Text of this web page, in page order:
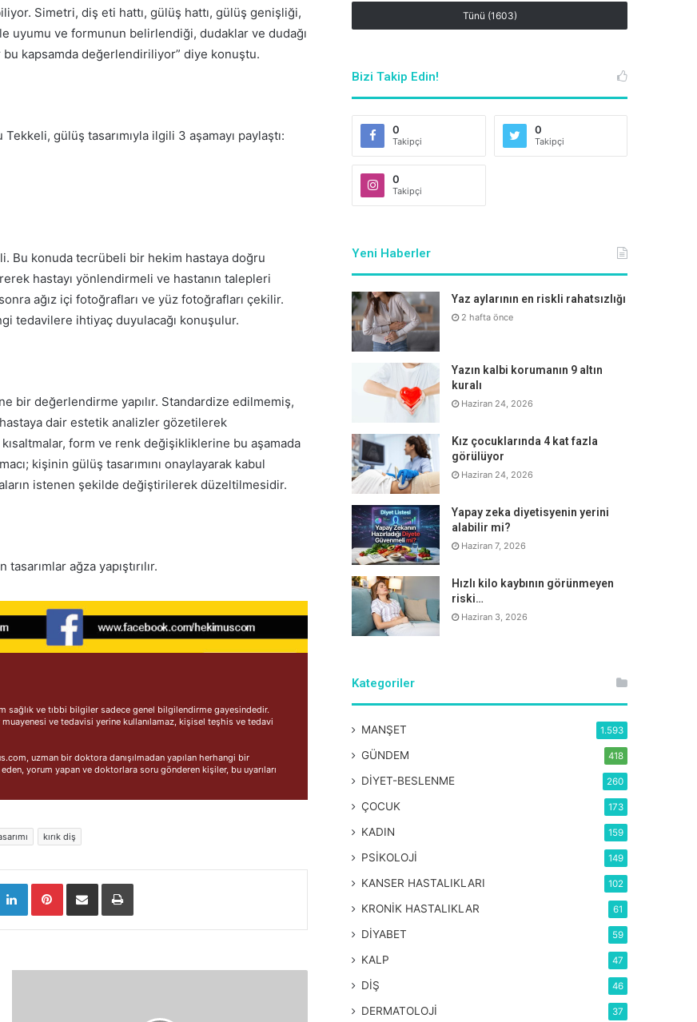
Simetri, diş eti hattı, gülüş hattı, gülüş genişliği,
ve formunun belirlendiği, dudaklar ve dudağı
kapsamda değerlendiriliyor” diye konuştu.
gülüş tasarımıyla ilgili 3 aşamayı paylaştı:
Bu konuda tecrübeli bir hekim hastaya doğru
hastayı yönlendirmeli ve hastanın talepleri
ağız içi fotoğrafları ve yüz fotoğrafları çekilir.
tedavilere ihtiyaç duyulacağı konuşulur.
bir değerlendirme yapılır. Standardize edilmemiş,
dair estetik analizler gözetilerek
form ve renk değişikliklerine bu aşamada
kişinin gülüş tasarımını onaylayarak kabul
istenen şekilde değiştirilerek düzeltilmesidir.
ağza yapıştırılır.
sağlık ve tıbbi bilgiler sadece genel bilgilendirme gayesindedir.
ve tedavisi yerine kullanılamaz, kişisel teşhis ve tedavi
uzman bir doktora danışılmadan yapılan herhangi bir
yorum yapan ve doktorlara soru gönderen kişiler, bu uyarıları
kırık diş
LinkedIn Pinterest E-Posta ile paylaş Yazdır
Tünü (1603)
Bizi Takip Edin!
0
Takipçi
0
Takipçi
0
Takipçi
Yeni Haberler
Yaz aylarının en riskli rahatsızlığı
2 hafta önce
Yazın kalbi korumanın 9 altın
kuralı
Haziran 24, 2026
Kız çocuklarında 4 kat fazla
görülüyor
Haziran 24, 2026
Yapay zeka diyetisyenin yerini
alabilir mi?
Haziran 7, 2026
Hızlı kilo kaybının görünmeyen
riski…
Haziran 3, 2026
Kategoriler
MANŞET 1.593
GÜNDEM 418
DİYET-BESLENME 260
ÇOCUK 173
KADIN 159
PSİKOLOJİ 149
KANSER HASTALIKLARI 102
KRONİK HASTALIKLAR 61
DİYABET 59
KALP 47
DİŞ 46
DERMATOLOJİ 37